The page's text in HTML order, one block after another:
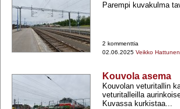
Parempi kuvakulma
2 kommenttia
02.06.2025 Veikko Hattunen
Kouvola asema
Kouvolan veturitallin
veturitalleilla
Kuvassa kurkistaa...